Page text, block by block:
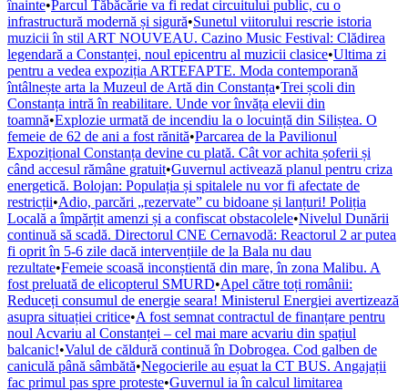
înainte•Parcul Tăbăcărie va fi redat circuitului public, cu o
infrastructură modernă și sigură•Sunetul viitorului rescrie istoria
muzicii în stil ART NOUVEAU. Cazino Music Festival: Clădirea
legendară a Constanței, noul epicentru al muzicii clasice•Ultima zi
pentru a vedea expoziția ARTEFAPTE. Moda contemporană
întâlnește arta la Muzeul de Artă din Constanța•Trei școli din
Constanța intră în reabilitare. Unde vor învăța elevii din
toamnă•Explozie urmată de incendiu la o locuință din Siliștea. O
femeie de 62 de ani a fost rănită•Parcarea de la Pavilionul
Expozițional Constanța devine cu plată. Cât vor achita șoferii și
când accesul rămâne gratuit•Guvernul activează planul pentru criza
energetică. Bolojan: Populația și spitalele nu vor fi afectate de
restricții•Adio, parcări „rezervate” cu bidoane și lanțuri! Poliția
Locală a împărțit amenzi și a confiscat obstacolele•Nivelul Dunării
continuă să scadă. Directorul CNE Cernavodă: Reactorul 2 ar putea
fi oprit în 5-6 zile dacă intervențiile de la Bala nu dau
rezultate•Femeie scoasă inconștientă din mare, în zona Malibu. A
fost preluată de elicopterul SMURD•Apel către toți românii:
Reduceți consumul de energie seara! Ministerul Energiei avertizează
asupra situației critice•A fost semnat contractul de finanțare pentru
noul Acvariu al Constanței – cel mai mare acvariu din spațiul
balcanic!•Valul de căldură continuă în Dobrogea. Cod galben de
caniculă până sâmbătă•Negocierile au eșuat la CT BUS. Angajații
fac primul pas spre proteste•Guvernul ia în calcul limitarea